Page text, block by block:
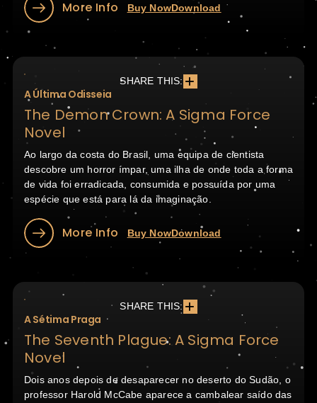
More Info Buy NowDownload
SHARE THIS:
A Última Odisseia
The Demon Crown: A Sigma Force
Novel
Ao largo da costa do Brasil, uma equipa de cientista
descobre um horror ímpar, uma ilha de onde toda a forma
de vida foi erradicada, consumida e possuída por uma
espécie que está para lá da imaginação.
More Info Buy NowDownload
SHARE THIS:
A Sétima Praga
The Seventh Plague: A Sigma Force
Novel
Dois anos depois de desaparecer no deserto do Sudão, o
professor Harold McCabe aparece a cambalear saído das